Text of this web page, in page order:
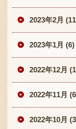
2023年2月
2023年1月 (6)
2022年12月
2022年11月
2022年10月